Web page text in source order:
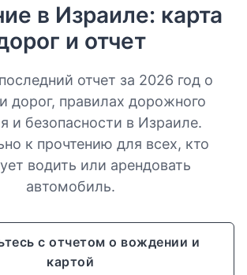
в Израиле: карта
и отчет
отчет за 2026 год о
дорог, правилах дорожного
и безопасности в Израиле.
к прочтению для всех, кто
водить или арендовать
автомобиль.
с отчетом о вождении и
картой